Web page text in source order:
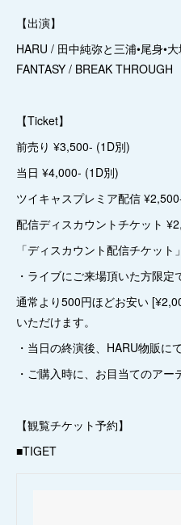
【出演】
HARU / 田中純弥と三浦•尾身•
FANTASY / BREAK THROUGH
【Ticket】
前売り ¥3,500- (1D別)
当日 ¥4,000- (1D別)
ツイキャスプレミア配信
配信ディスカウントチケット
「ディスカウント配信チケット
・ライブにご来場頂いた方限定
通常より500円ほどお安い
いただけます。
・当日の終演後、HARU物販に
・ご購入時に、お目当てのアー
【観覧チケット予約】
■TIGET